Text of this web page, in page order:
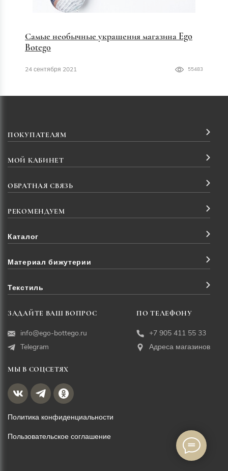
Самые необычные украшения магазина Ego
Botego
24 сентября 2021 55483
ПОКУПАТЕЛЯМ
МОЙ КАБИНЕТ
ОБРАТНАЯ СВЯЗЬ
РЕКОМЕНДУЕМ
Каталог
Материал бижутерии
Текстиль
ЗАДАЙТЕ ВАШ ВОПРОС
info@ego-bottego.ru
Telegram
ПО ТЕЛЕФОНУ
+7 905 411 55 33
Адреса магазинов
МЫ В СОЦСЕТЯХ
Политика конфиденциальности
Пользовательское соглашение